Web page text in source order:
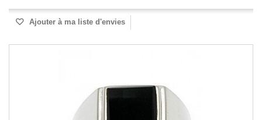
Ajouter à ma liste d'envies